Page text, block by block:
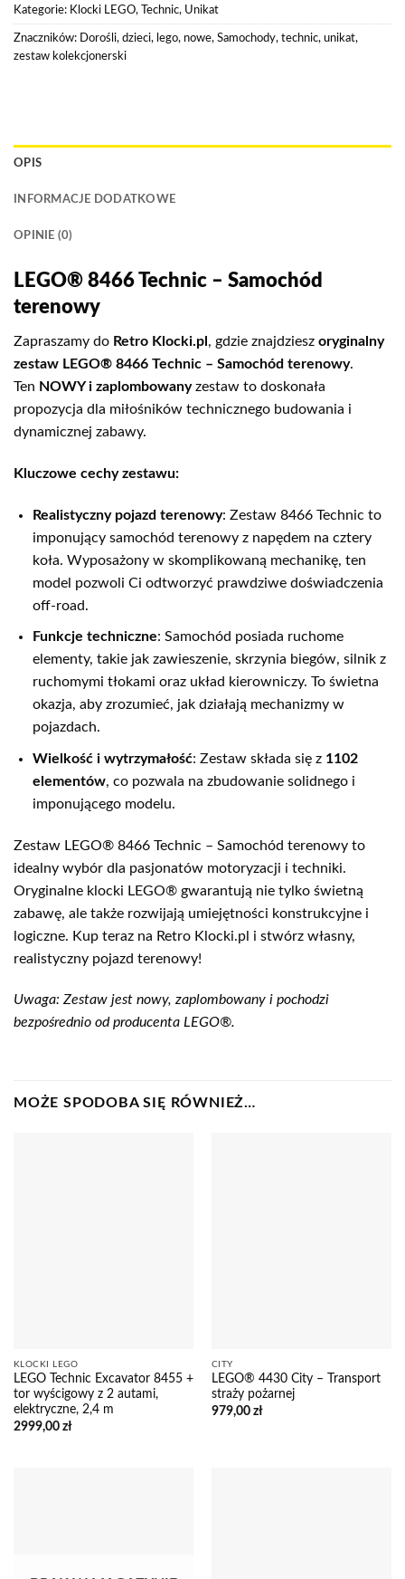
Kategorie: Klocki LEGO, Technic, Unikat
Znaczników: Dorośli, dzieci, lego, nowe, Samochody, technic, unikat,
zestaw kolekcjonerski
OPIS
INFORMACJE DODATKOWE
OPINIE (0)
LEGO® 8466 Technic – Samochód
terenowy
Zapraszamy do Retro Klocki.pl , gdzie znajdziesz oryginalny
zestaw LEGO® 8466 Technic – Samochód terenowy.
Ten NOWY i zaplombowanyzestaw to doskonała
propozycja dla miłośników technicznego budowania i
dynamicznej zabawy.
Kluczowe cechy zestawu:
Realistyczny pojazd terenowy: Zestaw 8466 Technic to
imponujący samochód terenowy z napędem na cztery
koła. Wyposażony w skomplikowaną mechanikę, ten
model pozwoli Ci odtworzyć prawdziwe doświadczenia
off-road.
Funkcje techniczne: Samochód posiada ruchome
elementy, takie jak zawieszenie, skrzynia biegów, silnik z
ruchomymi tłokami oraz układ kierowniczy. To świetna
okazja, aby zrozumieć, jak działają mechanizmy w
pojazdach.
Wielkość i wytrzymałość: Zestaw składa się z 1102
elementów, co pozwala na zbudowanie solidnego i
imponującego modelu.
Zestaw LEGO® 8466 Technic – Samochód terenowy to
idealny wybór dla pasjonatów motoryzacji i techniki.
Oryginalne klocki LEGO® gwarantują nie tylko świetną
zabawę, ale także rozwijają umiejętności konstrukcyjne i
logiczne. Kup teraz na Retro Klocki.pl i stwórz własny,
realistyczny pojazd terenowy!
Uwaga: Zestaw jest nowy, zaplombowany i pochodzi
bezpośrednio od producenta LEGO®.
MOŻE SPODOBA SIĘ RÓWNIEŻ…
KLOCKI LEGO
LEGO Technic Excavator 8455 +
tor wyścigowy z 2 autami,
elektryczne, 2,4 m
2999,00 zł
CITY
LEGO® 4430 City – Transport
straży pożarnej
979,00 zł